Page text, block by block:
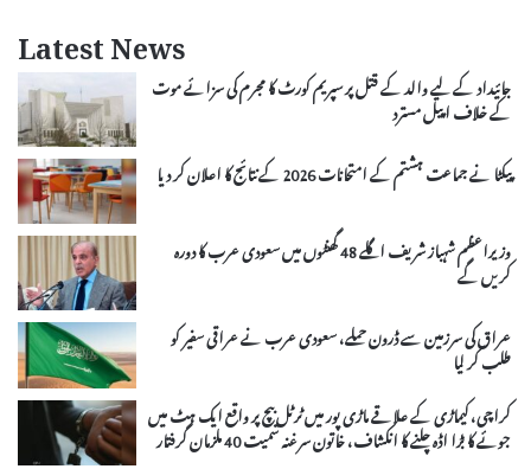
Latest News
جائیداد کے لیے والد کے قتل پر سپریم کورٹ کا مجرم کی سزائے موت
کے خلاف اپیل مسترد
پیکٹا نے جماعت ہشتم کے امتحانات 2026 کے نتائج کا اعلان کر دیا
وزیراعظم شہباز شریف اگلے 48 گھنٹوں میں سعودی عرب کا دورہ
کریں گے
عراق کی سرزمین سے ڈرون حملے، سعودی عرب نے عراقی سفیر کو
طلب کر لیا
کراچی، کیماڑی کے علاقے ماڑی پور میں ٹرٹل بیچ پر واقع ایک ہٹ میں
جوئے کا بڑا اڈہ چلنے کا انکشاف، خاتون سرغنہ سمیت 40 ملزمان گرفتار